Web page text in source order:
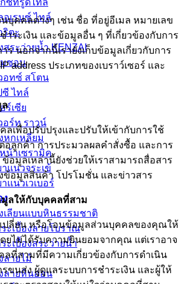
กซ์ทรูดไทล์
อเรนซ์ ไทล์
ริตะ
สระว่ายน้ำ KENZAI
มซอน
อทซ์ สโตน
ซี ไทล์
ร์เซีย
อร์ท ราวน์
หกเหลี่ยม
น้าเซรามิค
เเนวจระเข้
เเนวเวเบอร์
ง
เลียนแบบหินธรรมชาติ
ะเบื้องลายโบราณ
ะเบื้องสระว่ายนํ้า
ลายไม้
ลายหินอ่อน
นบุคคลต่างๆ เช่น ชื่อ ที่อยู่อีเมล หมายเลข
ระเงิน และข้อมูลอื่น ๆ ที่เกี่ยวข้องกับการ
ร นอกจากนี้เรายังเก็บข้อมูลเกี่ยวกับการ
address ประเภทของเบราว์เซอร์ และ
ล
ลเพื่อปรับปรุงและปรับให้เข้ากับการใช้
อลูกค้า การประมวลผลคำสั่งซื้อ และการ
อมูลเหล่านี้ยังช่วยให้เราสามารถสื่อสาร
ข้อมูลสินค้า โปรโมชั่น และข่าวสาร
มูลให้กับบุคคลที่สาม
เปลี่ยน หรือโอนข้อมูลส่วนบุคคลของคุณให้
ยไม่ได้รับความยินยอมจากคุณ แต่เราอาจ
ที่สามที่มีความเกี่ยวข้องกับการดำเนิน
ขนส่ง ผู้ดูแลระบบการชำระเงิน และผู้ให้